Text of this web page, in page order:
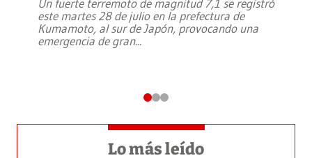
Un fuerte terremoto de magnitud 7,1 se registró
este martes 28 de julio en la prefectura de
Kumamoto, al sur de Japón, provocando una
emergencia de gran...
Lo más leído